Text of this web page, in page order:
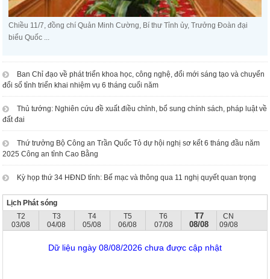
Chiều 11/7, đồng chí Quản Minh Cường, Bí thư Tỉnh ủy, Trưởng Đoàn đại
biểu Quốc ...
Ban Chỉ đạo về phát triển khoa học, công nghệ, đổi mới sáng tạo và chuyển
đổi số tỉnh triển khai nhiệm vụ 6 tháng cuối năm
Thủ tướng: Nghiên cứu đề xuất điều chỉnh, bổ sung chính sách, pháp luật về
đất đai
Thứ trưởng Bộ Công an Trần Quốc Tỏ dự hội nghị sơ kết 6 tháng đầu năm
2025 Công an tỉnh Cao Bằng
Kỳ họp thứ 34 HĐND tỉnh: Bế mạc và thông qua 11 nghị quyết quan trọng
Lịch Phát sóng
T2
03/08
T3
04/08
T4
05/08
T5
06/08
T6
07/08
T7
08/08
CN
09/08
Dữ liệu ngày 08/08/2026 chưa được cập nhật